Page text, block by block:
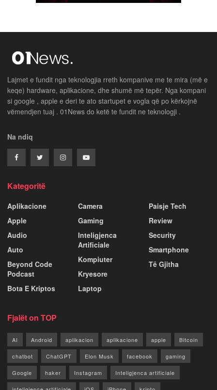
Lajmet e fundit nga teknologjia rreth kompanive me te mira (më e
keqe) hardware, aplikacione, dhe shumë më tepër. Nga kompani
si google , apple e deri te ato startupet e vogla që po kërkojnë
vëmendjen tuaj . 01News do ketë te fundit ne teknologji .
Na ndiq
Kategoritë
Aplikacione
Apple
Audio
Auto
Beyond Code
Podcast
Bota E Kriptos
Camera
Gaming
Inteligjenca
Artificiale
Kompiuter
Kryesore
Laptop
Paisje Tech
Review
Security
Smartphone
Të Gjitha
Fjalët on TOP
AI Android aplikacion aplikacione apple Bitcoin
chatbot ChatGPT Elon Musk facebook gaming
Google haker Instagram Inteligjenca artificiale